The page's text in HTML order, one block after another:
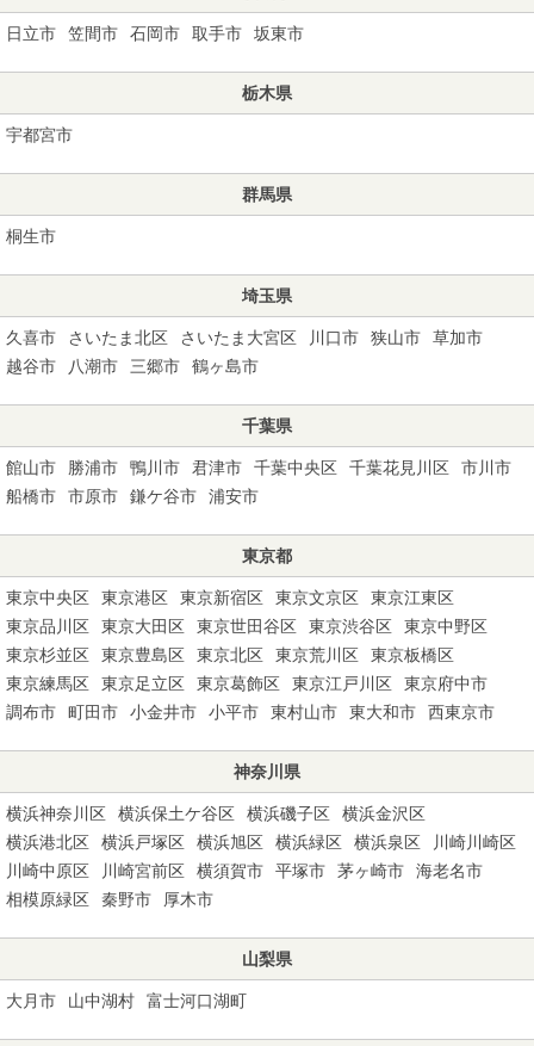
日立市 笠間市 石岡市 取手市 坂東市
栃木県
宇都宮市
群馬県
桐生市
埼玉県
久喜市 さいたま北区 さいたま大宮区 川口市 狭山市
草加市
越谷市
八潮市 三郷市 鶴ヶ島市
千葉県
館山市 勝浦市 鴨川市 君津市 千葉中央区 千葉花見川区
市川市
船橋市
市原市 鎌ケ谷市 浦安市
東京都
東京中央区 東京港区 東京新宿区 東京文京区
東京江東区
東京品川区
東京大田区 東京世田谷区 東京渋谷区
東京中野区
東京杉並区
東京豊島区 東京北区 東京荒川区
東京板橋区
東京練馬区
東京足立区 東京葛飾区 東京江戸川区
東京府中市
調布市
町田市 小金井市 小平市 東村山市 東大和市 西東京市
神奈川県
横浜神奈川区 横浜保土ケ谷区 横浜磯子区
横浜金沢区
横浜港北区
横浜戸塚区 横浜旭区 横浜緑区 横浜泉区
川崎川崎区
川崎中原区
川崎宮前区 横須賀市 平塚市 茅ヶ崎市
海老名市
相模原緑区
秦野市 厚木市
山梨県
大月市 山中湖村 富士河口湖町